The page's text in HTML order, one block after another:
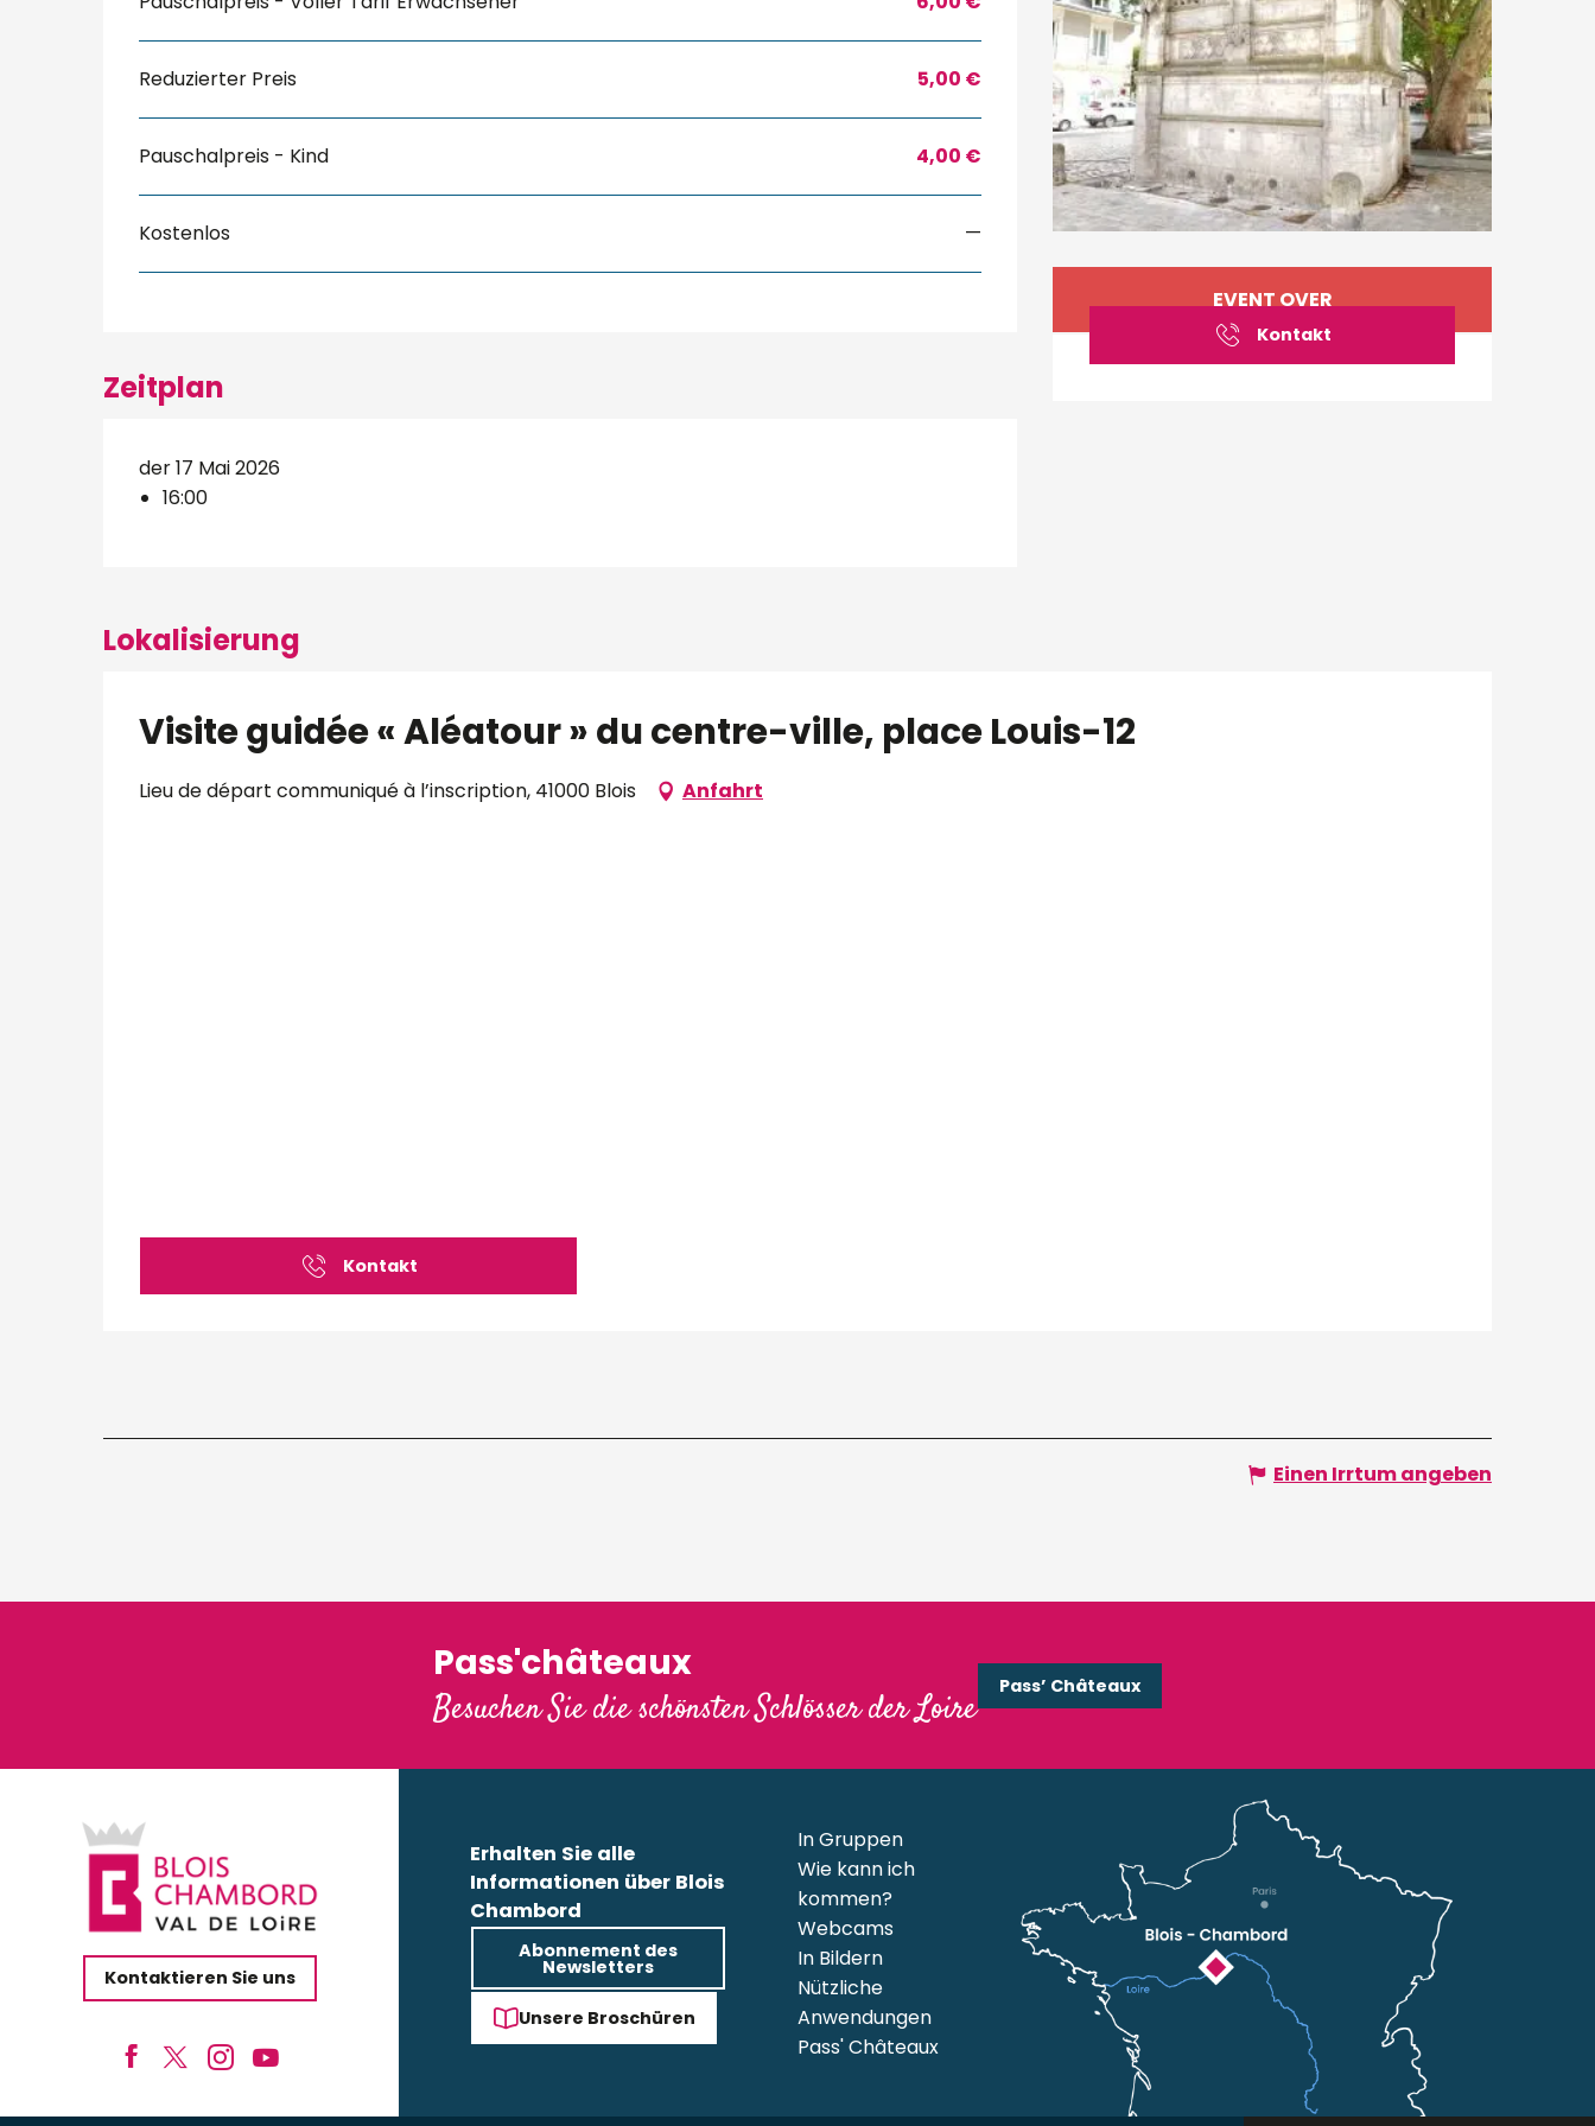
Öffnungszeiten &
EVENT OVER
Kontakt
Reduzierter Preis 5,00 €
Pauschalpreis - Kind 4,00 €
Kostenlos —
Zeitplan
der 17 Mai 2026
16:00
Lokalisierung
Visite guidée « Aléatour » du centre-ville, place Louis-12
Lieu de départ communiqué à l’inscription, 41000 Blois Anfahrt
Kontakt
Einen Irrtum angeben
Pass'châteaux
Besuchen Sie die schönsten Schlösser der Loire
Pass’ Châteaux
Kontaktieren Sie uns
Erhalten Sie alle
Informationen über Blois
Chambord
Abonnement des
Newsletters
Unsere Broschüren
In Gruppen
Wie kann ich
kommen?
Webcams
In Bildern
Nützliche
Anwendungen
Pass' Châteaux